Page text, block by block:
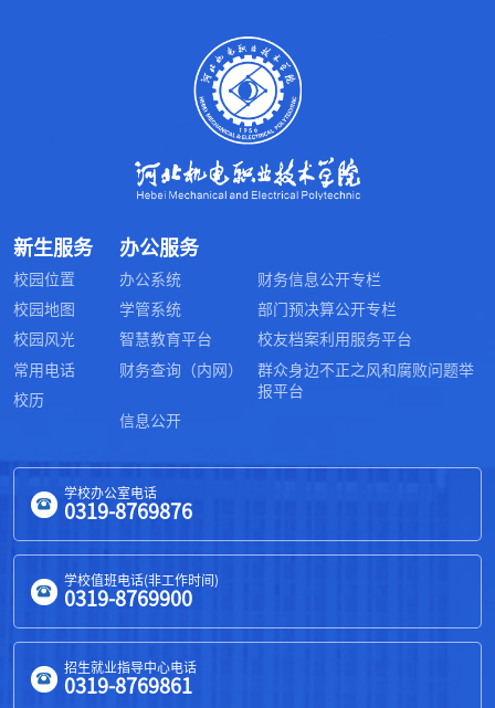
新生服务
校园位置
校园地图
校园风光
常用电话
校历
办公服务
办公系统
财务信息公开专栏
学管系统
部门预决算公开专栏
智慧教育平台
校友档案利用服务平台
财务查询（内网）
群众身边不正之风和腐败问题举
报平台
信息公开
学校办公室电话
0319-8769876
学校值班电话(非工作时间)
0319-8769900
招生就业指导中心电话
0319-8769861